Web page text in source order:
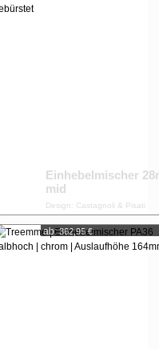
Einhebelmischer
mid
Design: Castagnoli & Pisati
ab: 362,95 €